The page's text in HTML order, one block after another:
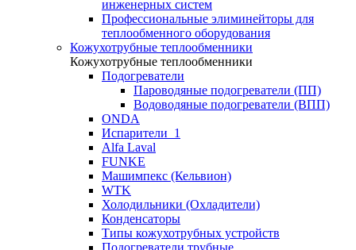
инженерных систем
Профессиональные элиминейторы для
теплообменного оборудования
Кожухотрубные теплообменники
Кожухотрубные теплообменники
Подогреватели
Пароводяные подогреватели (ПП)
Водоводяные подогреватели (ВПП)
ONDA
Испарители_1
Alfa Laval
FUNKE
Машимпекс (Кельвион)
WTK
Холодильники (Охладители)
Конденсаторы
Типы кожухотрубных устройств
Подогреватели трубные